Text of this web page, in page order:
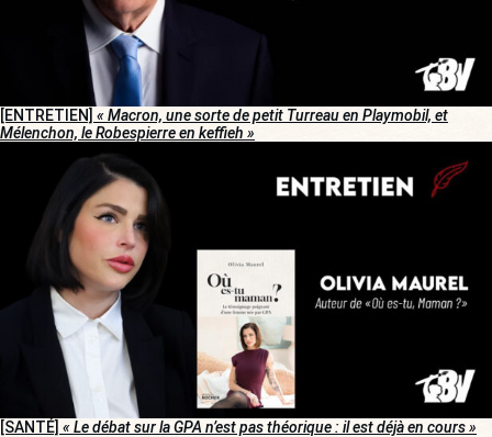
[ENTRETIEN] « Macron, une sorte de petit Turreau en Playmobil, et
Mélenchon, le Robespierre en keffieh »
[SANTÉ] « Le débat sur la GPA n’est pas théorique : il est déjà en cours »